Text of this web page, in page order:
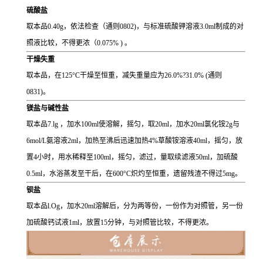
硫酸盐
取本品0.40g，依法检查（通则0802)，与标准硫酸钾溶液3.0ml制成的对
照液比较，不得更浓（0.075% ) 。
干燥失重
取本品，在125°C干燥至恒重，减失重量应为26.0%?31.0% (通则
0831)。
镁盐与碱性盐
取本品7.lg ，加水100ml使溶解，摇匀，取20ml，加水20ml氯化铵2g与
6mol/L氨溶液2ml，加热至沸后迅速加热4%草酸铵溶液40ml，摇匀，放
置4小时，用水稀释至100ml，摇匀，滤过，量取续滤液50ml，加硫酸
0.5ml，水浴蒸发至干后，在600°C炽灼至恒重，遗留残渣不得过5mg。
钡盐
取本品l.Og，加水20ml溶解后，分为两等份，一份作为对照管，另一份
加硫酸钙试液1ml，放置15分钟，与对照管比较，不得更浓。